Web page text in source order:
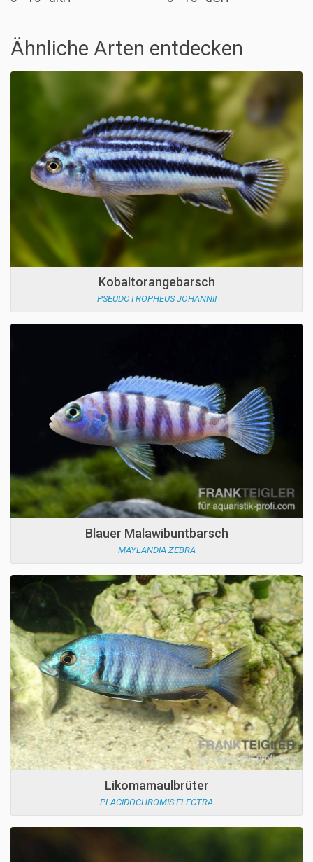
Ähnliche Arten entdecken
Kobaltorangebarsch
PSEUDOTROPHEUS JOHANNII
Blauer Malawibuntbarsch
MAYLANDIA ZEBRA
Likomamaulbrüter
PLACIDOCHROMIS ELECTRA